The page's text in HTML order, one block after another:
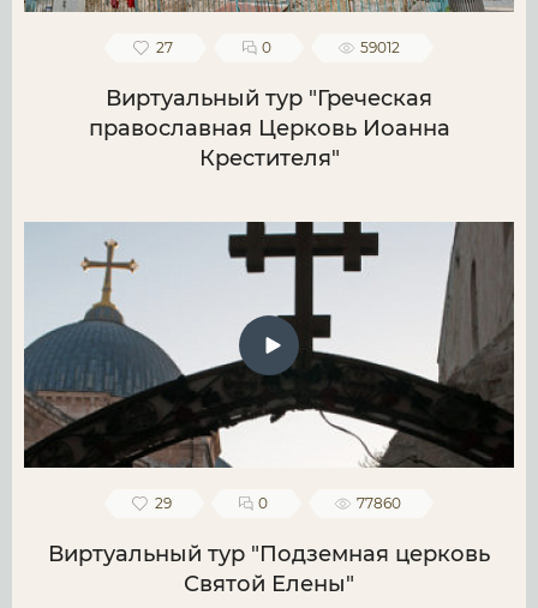
27 0 59012
Виртуальный тур "Греческая
православная Церковь Иоанна
Крестителя"
29 0 77860
Виртуальный тур "Подземная церковь
Святой Елены"